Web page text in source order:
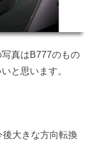
真はB777のもの
と思います。
大きな方向転換